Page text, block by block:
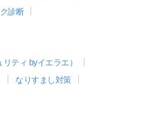
診断
ティ byイエラエ）
なりすまし対策